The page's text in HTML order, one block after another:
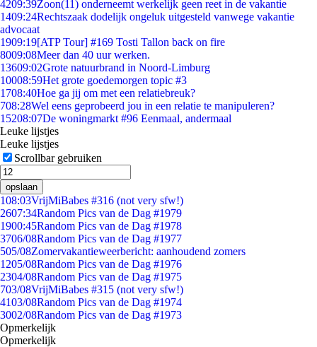
4209:39Zoon(11) onderneemt werkelijk geen reet in de vakantie
1409:24Rechtszaak dodelijk ongeluk uitgesteld vanwege vakantie
advocaat
1909:19[ATP Tour] #169 Tosti Tallon back on fire
8009:08Meer dan 40 uur werken.
13609:02Grote natuurbrand in Noord-Limburg
10008:59Het grote goedemorgen topic #3
1708:40Hoe ga jij om met een relatiebreuk?
708:28Wel eens geprobeerd jou in een relatie te manipuleren?
15208:07De woningmarkt #96 Eenmaal, andermaal
Leuke lijstjes
Leuke lijstjes
Scrollbar gebruiken
opslaan
108:03VrijMiBabes #316 (not very sfw!)
2607:34Random Pics van de Dag #1979
1900:45Random Pics van de Dag #1978
3706/08Random Pics van de Dag #1977
505/08Zomervakantieweerbericht: aanhoudend zomers
1205/08Random Pics van de Dag #1976
2304/08Random Pics van de Dag #1975
703/08VrijMiBabes #315 (not very sfw!)
4103/08Random Pics van de Dag #1974
3002/08Random Pics van de Dag #1973
Opmerkelijk
Opmerkelijk